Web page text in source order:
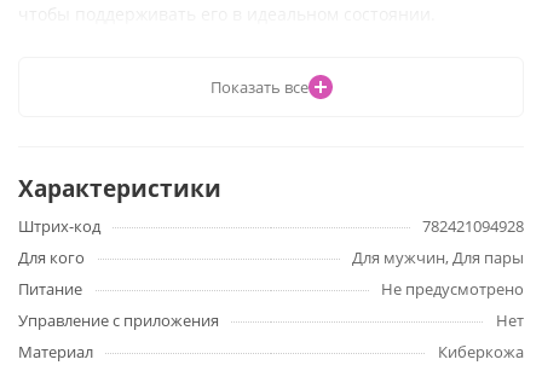
Плотная текстурированная внутренняя поверхность
В комплекте флакон 29 мл оральной смазки GoodHead
Pineapple Slick Head Glide
Удобно использовать в руке
Показать все
Характеристики
Штрих-код
782421094928
Для кого
Для мужчин, Для пары
Питание
Не предусмотрено
Управление с приложения
Нет
Материал
Киберкожа